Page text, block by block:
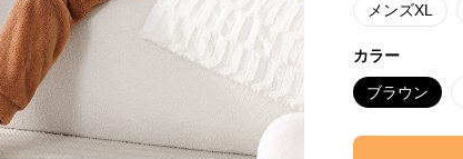
メンズXL
カラー
ブラウン